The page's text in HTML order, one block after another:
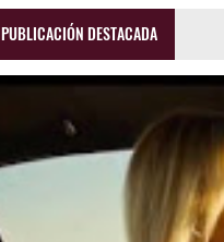
PUBLICACIÓN DESTACADA